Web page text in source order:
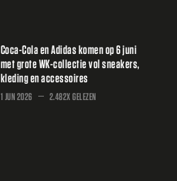
Coca-Cola en Adidas komen op 6 juni
met grote WK-collectie vol sneakers,
kleding en accessoires
1 JUN 2026 2.482X GELEZEN